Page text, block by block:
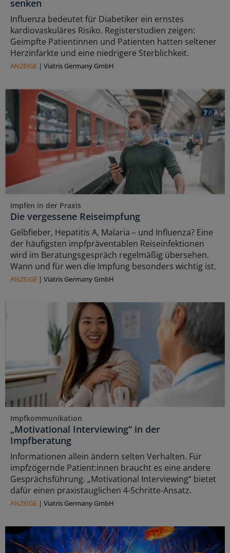
senken
Influenza bedeutet für Diabetiker ein ernstes
kardiovaskuläres Risiko. Registerstudien zeigen:
Geimpfte Patientinnen und Patienten hatten seltener
Herzinfarkte und eine niedrigere Sterblichkeit.
ANZEIGE | Viatris Germany GmbH
Impfen in der Praxis
Die vergessene Reiseimpfung
Gelbfieber, Hepatitis A, Malaria – und Influenza? Eine
der häufigsten impfpräventablen Reiseinfektionen
wird im Beratungsgespräch regelmäßig übersehen.
Wann und für wen die Impfung besonders wichtig ist.
ANZEIGE | Viatris Germany GmbH
Impfkommunikation
„Motivational Interviewing“ in der
Impfberatung
Informationen allein ändern selten Verhalten. Für
impfzögernde Patient:innen braucht es eine andere
Gesprächsführung. „Motivational Interviewing“ bietet
dafür einen praxistauglichen 4-Schritte-Ansatz.
ANZEIGE | Viatris Germany GmbH